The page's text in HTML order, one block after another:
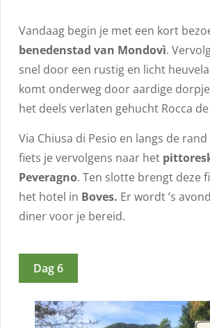
Vandaag begin je met een kort
benedenstad van Mondovì.
snel door een rustig en licht
komt onderweg door aardige
het deels verlaten gehucht Rocca
Via Chiusa di Pesio en langs de
fiets je vervolgens naar het
Peveragno. Ten slotte brengt deze
het hotel in Boves. Er wordt ’s
diner voor je bereid.
Dag 6